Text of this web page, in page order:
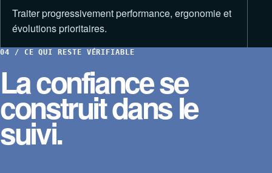
Traiter progressivement performance, ergonomie et
évolutions prioritaires.
04 / CE QUI RESTE VÉRIFIABLE
La confiance se
construit dans le
suivi.